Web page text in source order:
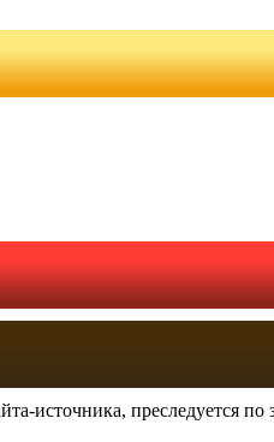
источника, преследуется по